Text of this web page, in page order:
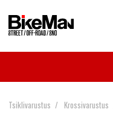
Tsiklivarustus Krossivarustus